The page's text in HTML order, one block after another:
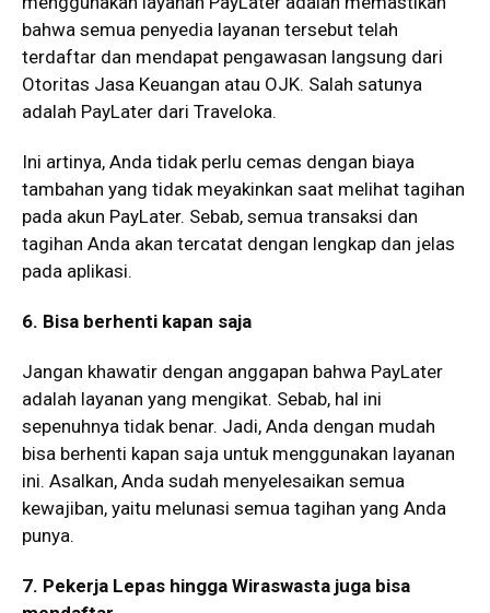
bahwa semua penyedia layanan tersebut telah
terdaftar dan mendapat pengawasan langsung dari
Otoritas Jasa Keuangan atau OJK. Salah satunya
adalah PayLater dari Traveloka.
Ini artinya, Anda tidak perlu cemas dengan biaya
tambahan yang tidak meyakinkan saat melihat tagihan
pada akun PayLater. Sebab, semua transaksi dan
tagihan Anda akan tercatat dengan lengkap dan jelas
pada aplikasi.
6. Bisa berhenti kapan saja
Jangan khawatir dengan anggapan bahwa PayLater
adalah layanan yang mengikat. Sebab, hal ini
sepenuhnya tidak benar. Jadi, Anda dengan mudah
bisa berhenti kapan saja untuk menggunakan layanan
ini. Asalkan, Anda sudah menyelesaikan semua
kewajiban, yaitu melunasi semua tagihan yang Anda
punya.
7. Pekerja Lepas hingga Wiraswasta juga bisa